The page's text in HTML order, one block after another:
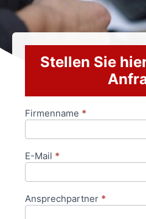
Stellen Sie
Anfrageformular
Firmenname *
E-Mail *
Ansprechpartner *